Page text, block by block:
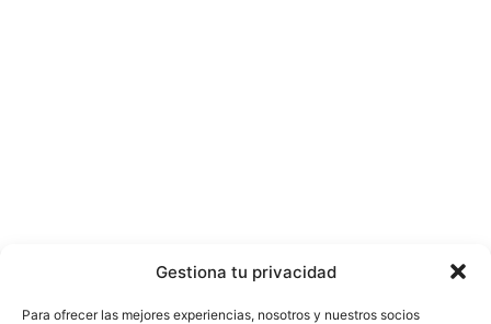
Gestiona tu privacidad
Para ofrecer las mejores experiencias, nosotros y nuestros socios